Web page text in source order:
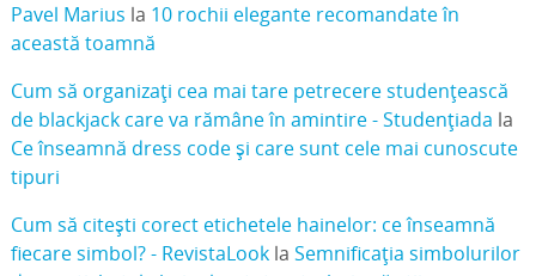
Pavel Marius la 10 rochii elegante recomandate în
această toamnă
Cum să organizați cea mai tare petrecere studențească
de blackjack care va rămâne în amintire - Studențiada la
Ce înseamnă dress code și care sunt cele mai cunoscute
tipuri
Cum să citești corect etichetele hainelor: ce înseamnă
fiecare simbol? - RevistaLookla Semnificația simbolurilor